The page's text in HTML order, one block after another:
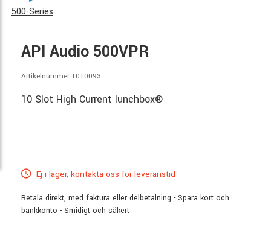
500-Series
API Audio 500VPR
Artikelnummer 1010093
10 Slot High Current lunchbox®
Ej i lager, kontakta oss för leveranstid
Betala direkt, med faktura eller delbetalning - Spara kort och
bankkonto - Smidigt och säkert